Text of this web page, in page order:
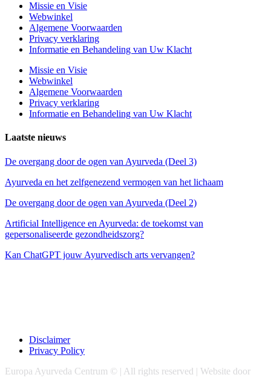
Missie en Visie
Webwinkel
Algemene Voorwaarden
Privacy verklaring
Informatie en Behandeling van Uw Klacht
Missie en Visie
Webwinkel
Algemene Voorwaarden
Privacy verklaring
Informatie en Behandeling van Uw Klacht
Laatste nieuws
De overgang door de ogen van Ayurveda (Deel 3)
Ayurveda en het zelfgenezend vermogen van het lichaam
De overgang door de ogen van Ayurveda (Deel 2)
Artificial Intelligence en Ayurveda: de toekomst van
gepersonaliseerde gezondheidszorg?
Kan ChatGPT jouw Ayurvedisch arts vervangen?
Disclaimer
Privacy Policy
Europa Ayurveda Centrum © | All rights reserved | Website door